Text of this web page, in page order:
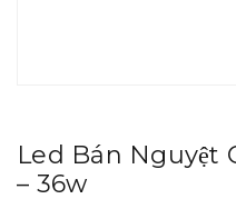
Led Bán Nguyệt
– 36w